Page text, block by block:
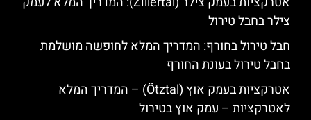
צילר בחבל טירול
חבל טירול בחורף: המדריך המלא לחופשה מושלמת
בחבל טירול בעונת החורף
אטרקציות בעמק אוץ (Ötztal) – המדריך המלא
לאטרקציות – עמק אוץ בטירול